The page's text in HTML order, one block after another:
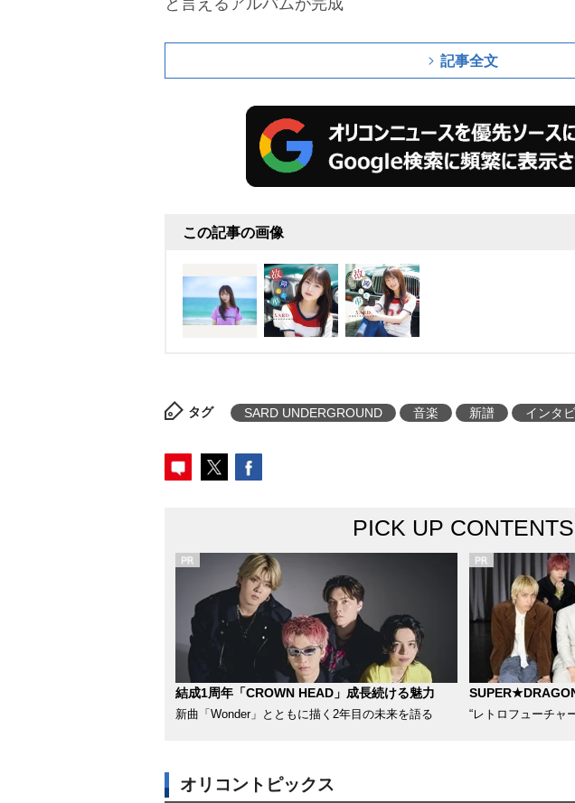
と言えるアルバムが完成
記事全文
この記事の画像
タグ SARD UNDERGROUND 音楽 新譜 インタ
PICK UP CONTENTS
結成1周年「CROWN HEAD」成長続ける魅力
新曲「Wonder」とともに描く2年目の未来を語る “レトロフューチャ
オリコントピックス